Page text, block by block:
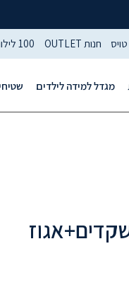
חנות OUTLET 100 לילות ניסיון
מגדל למידה לילדים